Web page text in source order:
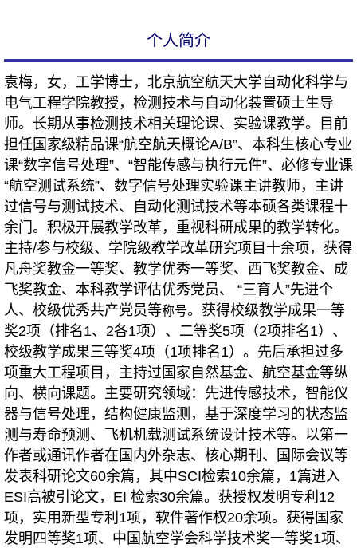
个人简介
袁梅，女，工学博士，北京航空航天大学自动化科学与
电气工程学院教授，检测技术与自动化装置硕士生导
师。长期从事检测技术相关理论课、实验课教学。目前
担任国家级精品课“航空航天概论A/B”、本科生核心专业
课“数字信号处理”、“智能传感与执行元件”、必修专业课
“航空测试系统”、数字信号处理实验课主讲教师，主讲
过信号与测试技术、自动化测试技术等本硕各类课程十
余门。积极开展教学改革，重视科研成果的教学转化。
主持/参与校级、学院级教学改革研究项目十余项，获得
凡舟奖教金一等奖、教学优秀一等奖、西飞奖教金、成
飞奖教金、本科教学评估优秀党员、 “三育人”先进个
人、校级优秀共产党员等称号。获得校级教学成果一等
奖2项（排名1、2各1项）、二等奖5项（2项排名1）、
校级教学成果三等奖4项（1项排名1）。先后承担过多
项重大工程项目，主持过国家自然基金、航空基金等纵
向、横向课题。主要研究领域：先进传感技术，智能仪
器与信号处理，结构健康监测，基于深度学习的状态监
测与寿命预测、飞机机载测试系统设计技术等。以第一
作者或通讯作者在国内外杂志、核心期刊、国际会议等
发表科研论文60余篇，其中SCI检索10余篇，1篇进入
ESI高被引论文，EI 检索30余篇。获授权发明专利12
项，实用新型专利1项，软件著作权20余项。获得国家
发明四等奖1项、中国航空学会科学技术奖一等奖1项、